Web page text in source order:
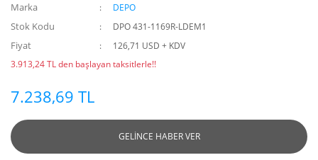
Marka DEPO
Stok Kodu DPO 431-1169R-LDEM1
Fiyat
126,71 USD + KDV
3.913,24 TL den başlayan taksitlerle!!
7.238,69 TL
GELİNCE HABER VER